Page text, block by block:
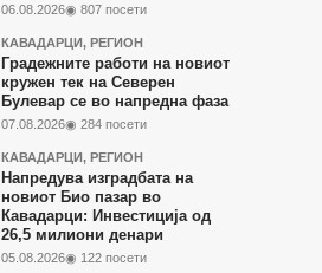
06.08.2026◉ 807 посети
КАВАДАРЦИ, РЕГИОН
Градежните работи на новиот
кружен тек на Северен
Булевар се во напредна фаза
07.08.2026◉ 284 посети
КАВАДАРЦИ, РЕГИОН
Напредува изградбата на
новиот Био пазар во
Кавадарци: Инвестиција од
26,5 милиони денари
05.08.2026◉ 122 посети